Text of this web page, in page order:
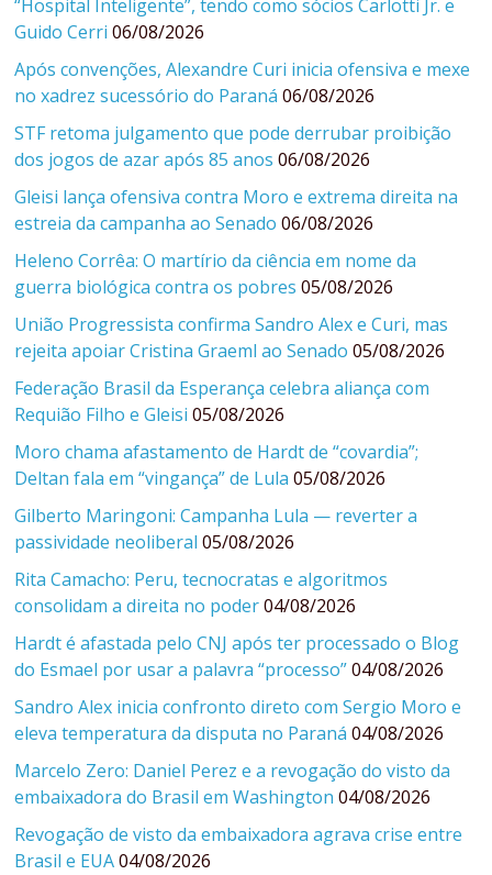
“Hospital Inteligente”, tendo como sócios Carlotti Jr. e
Guido Cerri 06/08/2026
Após convenções, Alexandre Curi inicia ofensiva e mexe
no xadrez sucessório do Paraná 06/08/2026
STF retoma julgamento que pode derrubar proibição
dos jogos de azar após 85 anos 06/08/2026
Gleisi lança ofensiva contra Moro e extrema direita na
estreia da campanha ao Senado 06/08/2026
Heleno Corrêa: O martírio da ciência em nome da
guerra biológica contra os pobres 05/08/2026
União Progressista confirma Sandro Alex e Curi, mas
rejeita apoiar Cristina Graeml ao Senado 05/08/2026
Federação Brasil da Esperança celebra aliança com
Requião Filho e Gleisi 05/08/2026
Moro chama afastamento de Hardt de “covardia”;
Deltan fala em “vingança” de Lula 05/08/2026
Gilberto Maringoni: Campanha Lula — reverter a
passividade neoliberal 05/08/2026
Rita Camacho: Peru, tecnocratas e algoritmos
consolidam a direita no poder 04/08/2026
Hardt é afastada pelo CNJ após ter processado o Blog
do Esmael por usar a palavra “processo” 04/08/2026
Sandro Alex inicia confronto direto com Sergio Moro e
eleva temperatura da disputa no Paraná 04/08/2026
Marcelo Zero: Daniel Perez e a revogação do visto da
embaixadora do Brasil em Washington 04/08/2026
Revogação de visto da embaixadora agrava crise entre
Brasil e EUA 04/08/2026